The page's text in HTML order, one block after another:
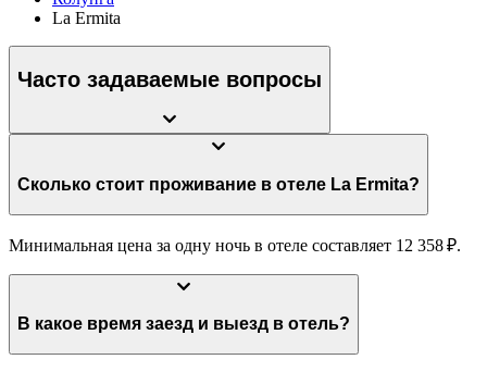
La Ermita
Часто задаваемые вопросы
Сколько стоит проживание в отеле La Ermita?
Минимальная цена за одну ночь в отеле составляет 12 358 ₽.
В какое время заезд и выезд в отель?